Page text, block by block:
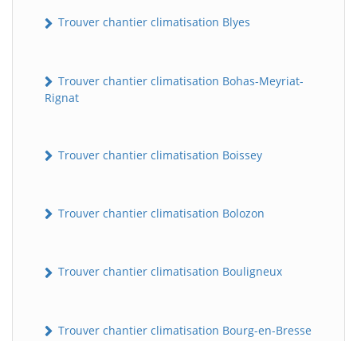
Trouver chantier climatisation Blyes
Trouver chantier climatisation Bohas-Meyriat-
Rignat
Trouver chantier climatisation Boissey
Trouver chantier climatisation Bolozon
Trouver chantier climatisation Bouligneux
Trouver chantier climatisation Bourg-en-Bresse